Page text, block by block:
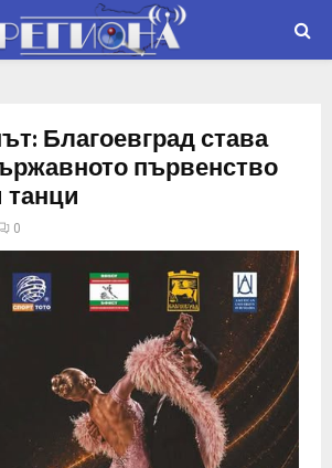
Благоевград става
първенство
танци
0